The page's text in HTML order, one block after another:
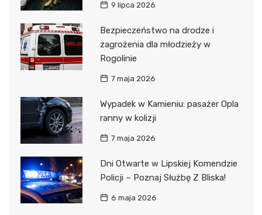
9 lipca 2026
Bezpieczeństwo na drodze i
zagrożenia dla młodzieży w
Rogolinie
7 maja 2026
Wypadek w Kamieniu: pasażer Opla
ranny w kolizji
7 maja 2026
Dni Otwarte w Lipskiej Komendzie
Policji – Poznaj Służbę Z Bliska!
6 maja 2026